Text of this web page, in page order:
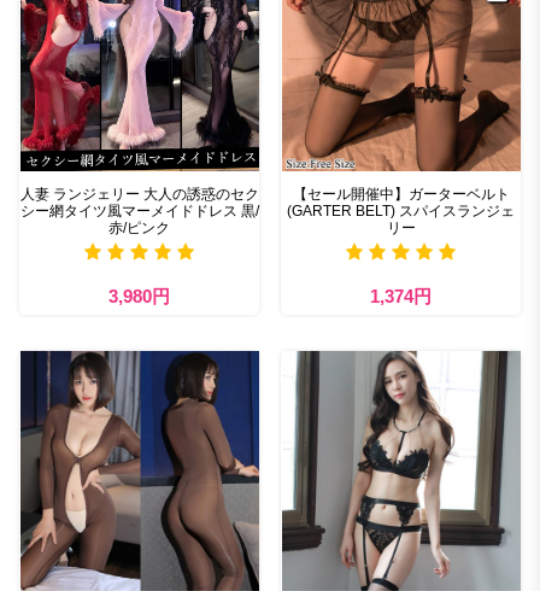
人妻 ランジェリー 大人の誘惑のセク
シー網タイツ風マーメイドドレス 黒/
赤/ピンク
3,980円
【セール開催中】ガーターベルト
(GARTER BELT) スパイスランジェ
リー
1,374円